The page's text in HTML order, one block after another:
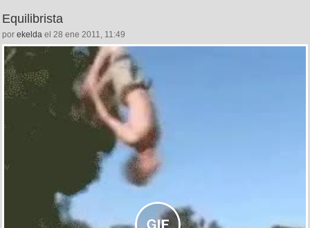
Equilibrista
por ekelda el 28 ene 2011, 11:49